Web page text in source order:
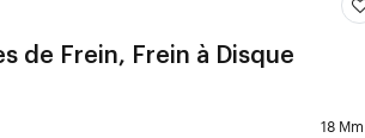
de Frein, Frein à Disque
18 Mm